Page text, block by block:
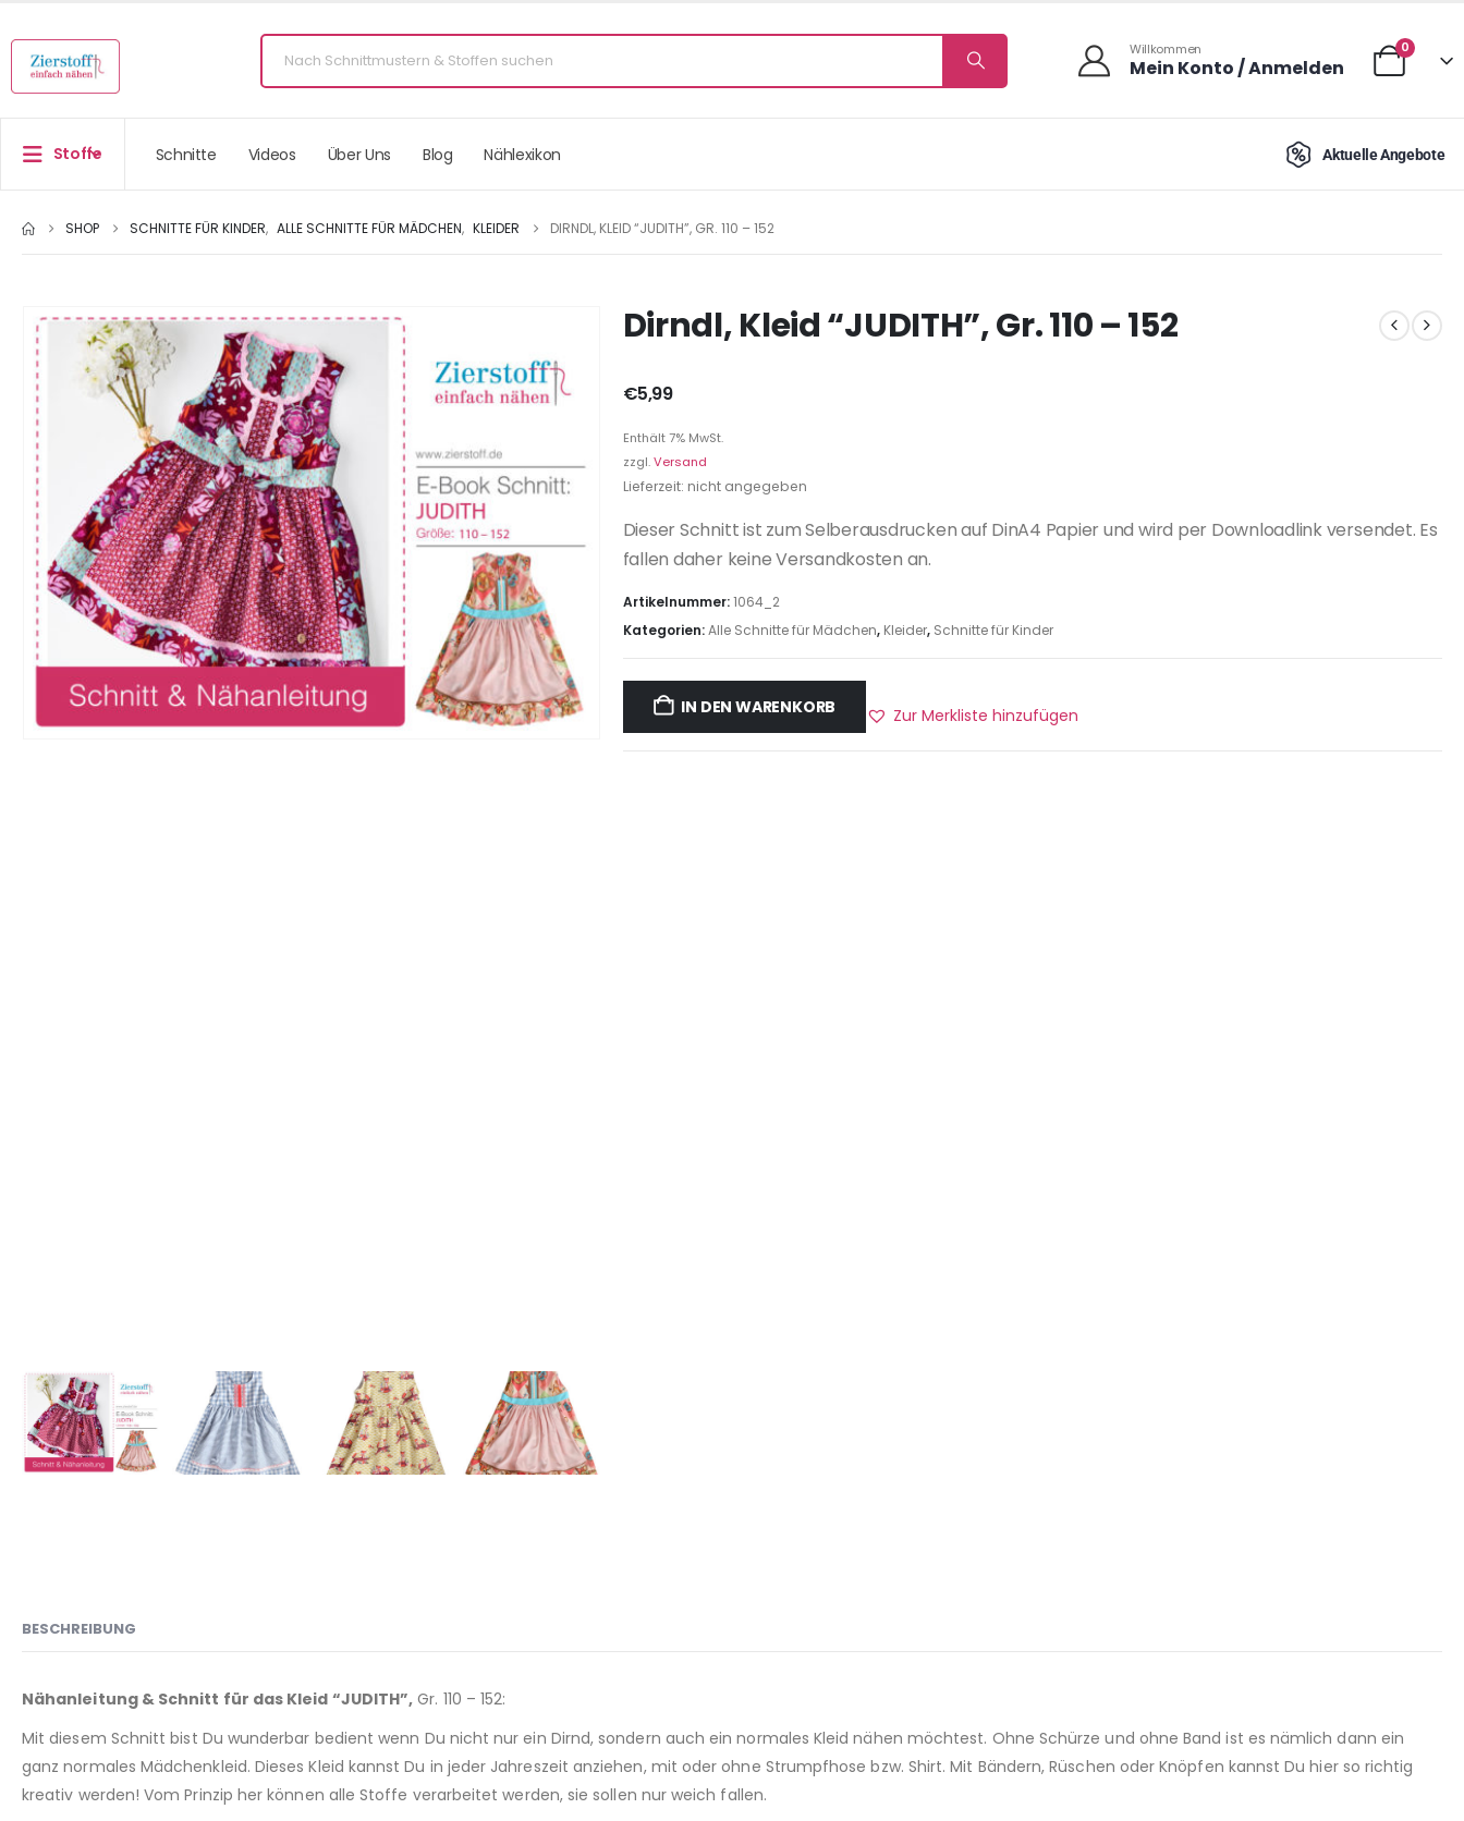
Willkommen
Mein Konto / Anmelden
0
Stoffe Schnitte Videos Über Uns Blog Nählexikon Aktuelle Angebote
SHOP SCHNITTE FÜR KINDER, ALLE SCHNITTE FÜR MÄDCHEN, KLEIDER DIRNDL, KLEID “JUDITH”, GR. 110 – 152
Dirndl, Kleid “JUDITH”, Gr. 110 – 152
€5,99
Enthält 7% MwSt.
zzgl.Versand
Lieferzeit: nicht angegeben
Dieser Schnitt ist zum Selberausdrucken auf DinA4 Papier und wird per Downloadlink versendet. Es
fallen daher keine Versandkosten an.
Artikelnummer:1064_2
Kategorien:Alle Schnitte für Mädchen, Kleider, Schnitte für Kinder
IN DEN WARENKORB Zur Merkliste hinzufügen
BESCHREIBUNG
Nähanleitung & Schnitt für das Kleid “JUDITH”, Gr. 110 – 152:
Mit diesem Schnitt bist Du wunderbar bedient wenn Du nicht nur ein Dirnd, sondern auch ein normales Kleid nähen möchtest. Ohne Schürze und ohne Band ist es nämlich dann ein
ganz normales Mädchenkleid. Dieses Kleid kannst Du in jeder Jahreszeit anziehen, mit oder ohne Strumpfhose bzw. Shirt. Mit Bändern, Rüschen oder Knöpfen kannst Du hier so richtig
kreativ werden! Vom Prinzip her können alle Stoffe verarbeitet werden, sie sollen nur weich fallen.